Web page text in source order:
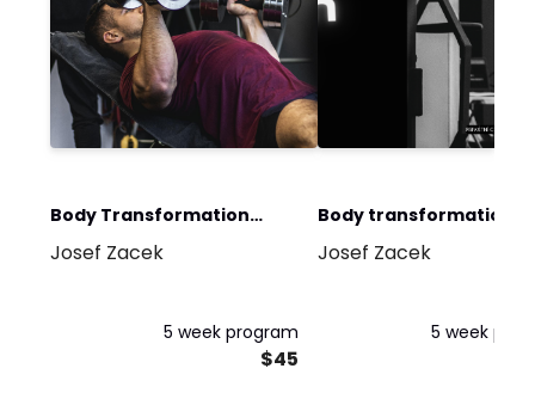
Body Transformation
Program Online - Daily
Josef Zacek
5 week program
$45
Body transformation
program online - Weekly
Josef Zacek
5 week